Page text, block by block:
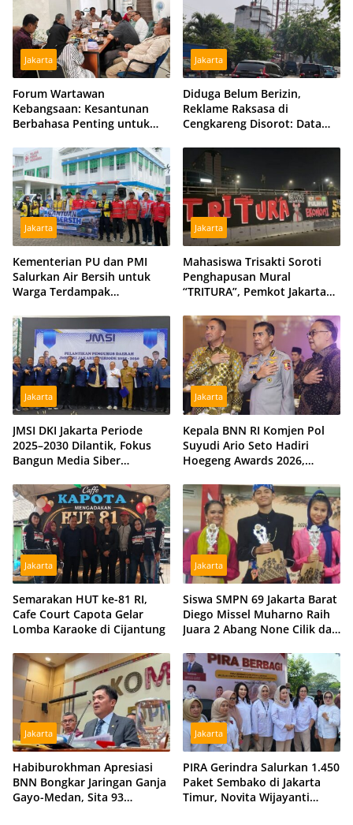
Jakarta
Forum Wartawan
Kebangsaan: Kesantunan
Berbahasa Penting untuk
Jakarta
Diduga Belum Berizin,
Reklame Raksasa di
Cengkareng Disorot: Data
Berbeda
Jakarta
Kementerian PU dan PMI
Salurkan Air Bersih untuk
Warga Terdampak
Tiga Hidran Umum
Disiagakan
Jakarta
Mahasiswa Trisakti Soroti
Penghapusan Mural
“TRITURA”, Pemkot Jakarta
Jakarta
JMSI DKI Jakarta Periode
2025–2030 Dilantik, Fokus
Bangun Media Siber
Jakarta
Kepala BNN RI Komjen Pol
Suyudi Ario Seto Hadiri
Hoegeng Awards 2026,
Sinergi dengan Polri
Jakarta
Semarakan HUT ke-81 RI,
Cafe Court Capota Gelar
Lomba Karaoke di Cijantung
Jakarta
Siswa SMPN 69 Jakarta Barat
Diego Missel Muharno Raih
Juara 2 Abang None Cilik dan
Jakarta
Habiburokhman Apresiasi
BNN Bongkar Jaringan Ganja
Gayo-Medan, Sita 93
Jakarta
PIRA Gerindra Salurkan 1.450
Paket Sembako di Jakarta
Timur, Novita Wijayanti